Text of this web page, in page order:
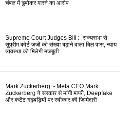
चंबल में डुबोकर मारने का आरोप
Supreme Court Judges Bill :- राज्यसभा से
सुप्रीम कोर्ट जजों की संख्या बढ़ाने वाला बिल पास, न्याय
व्यवस्था को मिलेगी मजबूती
Mark Zuckerberg :- Meta CEO Mark
Zuckerberg ने सरकार से मांगी माफी, Deepfake
और कंटेंट गड़बड़ियों पर स्वीकार की जिम्मेदारी